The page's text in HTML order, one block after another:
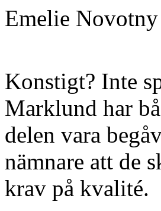
Emelie Novotny
Konstigt? Inte
Marklund har
delen vara
nämnare att de
krav på kvalité.